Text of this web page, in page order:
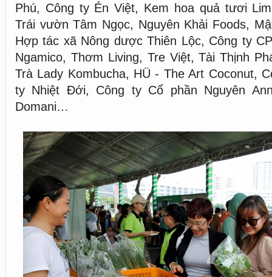
Phú, Công ty Én Việt, Kem hoa quả tươi
Trái vườn Tâm Ngọc, Nguyên Khải Foods,
Hợp tác xã Nông dược Thiên Lộc, Công ty
Ngamico, Thơm Living, Tre Việt, Tài Thịnh
Trà Lady Kombucha, HÜ - The Art Coconut,
ty Nhiệt Đới, Công ty Cổ phần Nguyên
Domani…